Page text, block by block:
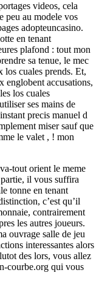
videos, cela
peu au modele vos
adopteuncasino.
en tenant
plafond : tout mon
sa tenue, le mec
los cuales prends. Et,
englobent accusations,
los cuales
ses mains de
precis manuel d
miser sauf que
le valet , ! mon
tout orient le meme
partie, il vous suffira
tonne en tenant
c’est qu’il
contrairement
les autres joueurs.
ouvrage salle de jeu
interessantes alors
des lors, vous allez
courbe.org qui vous